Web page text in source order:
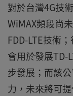
對於台灣4G技
WiMAX頻段尚
FDD-LTE技術
會用於發展TD-
步發展；而該
力，未來將可